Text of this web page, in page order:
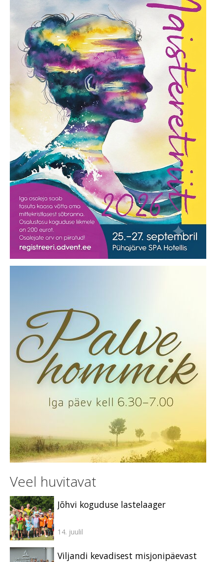
Veel huvitavat
Jõhvi koguduse lastelaager
14. juulil
Viljandi kevadisest misjonipäevast